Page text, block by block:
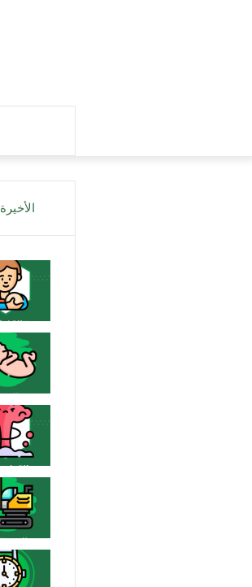
الأخيرة